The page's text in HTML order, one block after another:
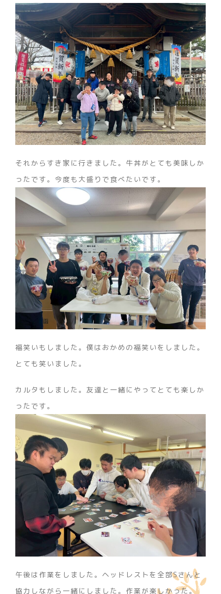
それからすき家に行きました。牛丼がとても美味しか
ったです。今度も大盛りで食べたいです。
福笑いもしました。僕はおかめの福笑いをしました。
とても笑いました。
カルタもしました。友達と一緒にやってとても楽しか
ったです。
午後は作業をしました。ヘッドレストを全部Sさんと
協力しながら一緒にしました。作業が楽しかった。